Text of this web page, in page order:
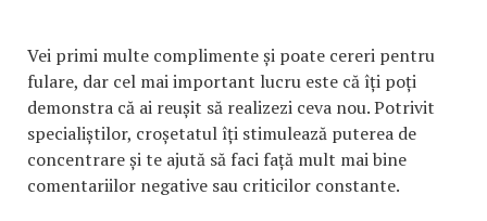
Vei primi multe complimente și poate cereri pentru
fulare, dar cel mai important lucru este că îți poți
demonstra că ai reușit să realizezi ceva nou. Potrivit
specialiștilor, croșetatul îți stimulează puterea de
concentrare și te ajută să faci față mult mai bine
comentariilor negative sau criticilor constante.